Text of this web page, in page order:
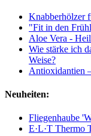
Knabberhölzer
"Fit in den
Aloe Vera -
Wie stärke ich
Weise?
Antioxidantien
Neuheiten:
Fliegenhaube
E·L·T Thermo